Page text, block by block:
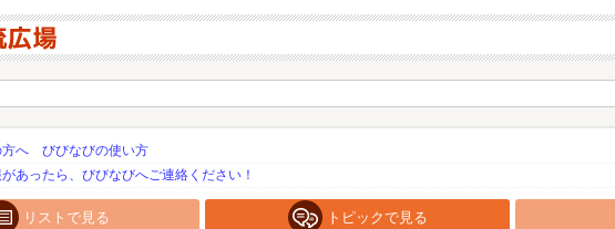
方へ びびなびの使い方
あったら、びびなびへご連絡ください！
リストで見る トピックで見る